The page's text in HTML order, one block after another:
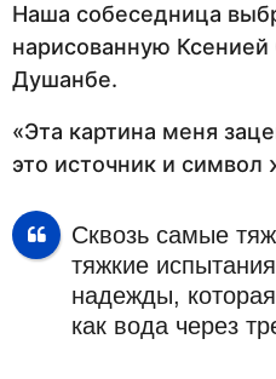
Наша собеседница
нарисованную Ксенией
Душанбе.
«Эта картина меня
это источник и символ
Сквозь самые
тяжкие
надежды,
как вода через